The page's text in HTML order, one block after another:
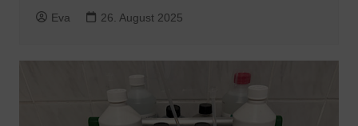
Eva 26. August 2025